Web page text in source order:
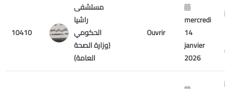
10410
مستشفى
راشيا
الحكومي
(وزارة الصحة
العامة)
Ouvrir
mercredi
14
janvier
2026